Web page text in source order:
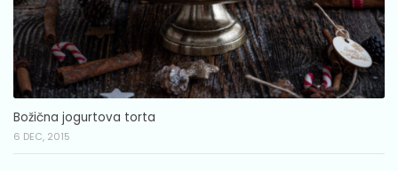
Božična jogurtova torta
6 DEC, 2015